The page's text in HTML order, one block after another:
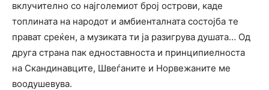
вклучително со најголемиот број острови, каде
топлината на народот и амбиенталната состојба те
прават среќен, а музиката ти ја разигрува душата… Од
друга страна пак едноставноста и принципиелноста
на Скандинавците, Швеѓаните и Норвежаните ме
воодушевува.